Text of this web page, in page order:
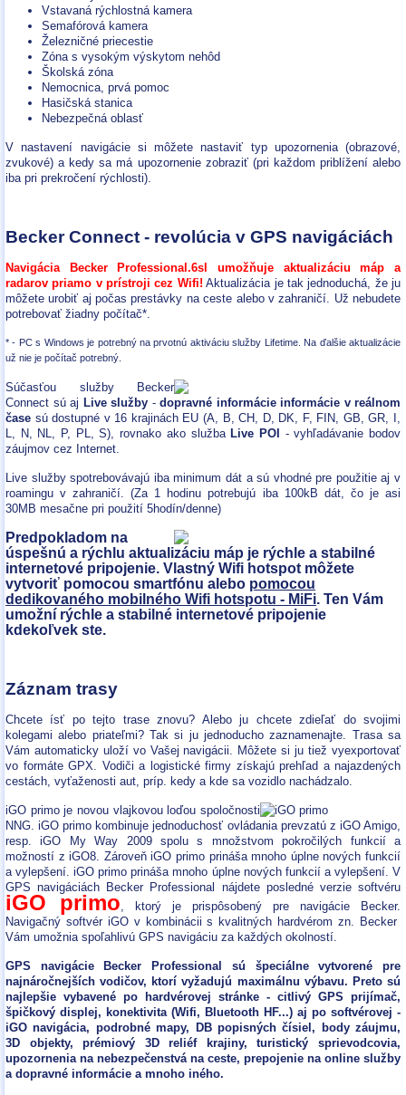
Vstavaná rýchlostná kamera
Semafórová kamera
Železničné priecestie
Zóna s vysokým výskytom nehôd
Školská zóna
Nemocnica, prvá pomoc
Hasičská stanica
Nebezpečná oblasť
V nastavení navigácie si môžete nastaviť typ upozornenia (obrazové,
zvukové) a kedy sa má upozornenie zobraziť (pri každom priblížení alebo
iba pri prekročení rýchlosti).
Becker Connect - revolúcia v GPS navigáciách
Navigácia Becker Professional.6sl umožňuje aktualizáciu máp a
radarov priamo v prístroji cez Wifi! Aktualizácia je tak jednoduchá, že ju
môžete urobiť aj počas prestávky na ceste alebo v zahraničí. Už nebudete
potrebovať žiadny počítač*.
* - PC s Windows je potrebný na prvotnú aktiváciu služby Lifetime. Na ďalšie aktualizácie
už nie je počítač potrebný.
Súčasťou služby Becker
Connect sú aj Live služby - dopravné informácie informácie v reálnom
čase sú dostupné v 16 krajinách EU (A, B, CH, D, DK, F, FIN, GB, GR, I,
L, N, NL, P, PL, S), rovnako ako služba Live POI
- vyhľadávanie bodov
záujmov cez Internet.
Live služby spotrebovávajú iba minimum dát a sú vhodné pre použitie aj v
roamingu v zahraničí. (Za 1 hodinu potrebujú iba 100kB dát, čo je asi
30MB mesačne pri použití 5hodín/denne)
Predpokladom na
úspešnú a rýchlu aktualizáciu máp je rýchle a stabilné
internetové pripojenie. Vlastný Wifi hotspot môžete
vytvoriť pomocou smartfónu alebo pomocou
dedikovaného mobilného Wifi hotspotu - MiFi. Ten Vám
umožní rýchle a stabilné internetové pripojenie
kdekoľvek ste.
Záznam trasy
Chcete ísť po tejto trase znovu? Alebo ju chcete zdieľať do svojimi
kolegami alebo priateľmi? Tak si ju jednoducho zaznamenajte. Trasa sa
Vám automaticky uloží vo Vašej navigácii. Môžete si ju tiež vyexportovať
vo formáte GPX. Vodiči a logistické firmy získajú prehľad a najazdených
cestách, vyťaženosti aut, príp. kedy a kde sa vozidlo nachádzalo.
iGO primo je novou vlajkovou loďou spoločnosti
NNG. iGO primo kombinuje jednoduchosť ovládania prevzatú z iGO Amigo,
resp. iGO My Way 2009 spolu s množstvom pokročilých funkcií a
možností z iGO8. Zároveň iGO primo prináša mnoho úplne nových funkcií
a vylepšení. iGO primo prináša mnoho úplne nových funkcií a vylepšení. V
GPS navigáciách Becker Professional nájdete posledné verzie softvéru
iGO primo, ktorý je prispôsobený pre navigácie Becker.
Navigačný softvér iGO v kombinácii s kvalitných hardvérom zn. Becker
Vám umožnia spoľahlivú GPS navigáciu za každých okolností.
GPS navigácie Becker Professional sú špeciálne vytvorené pre
najnáročnejších vodičov, ktorí vyžadujú maximálnu výbavu. Preto sú
najlepšie vybavené po hardvérovej stránke - citlivý GPS prijímač,
špičkový displej, konektivita (Wifi, Bluetooth HF...) aj po softvérovej -
iGO navigácia, podrobné mapy, DB popisných čísiel, body záujmu,
3D objekty, prémiový 3D reliéf krajiny, turistický sprievodcovia,
upozornenia na nebezpečenstvá na ceste, prepojenie na online služby
a dopravné informácie a mnoho iného.